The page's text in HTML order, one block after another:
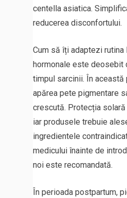
centella asiatica.
reducerea disconfortului.
Cum să îți adaptezi rutina
hormonale este deosebit
timpul sarcinii. În această
apărea pete pigmentare
crescută. Protecția
iar produsele trebuie
ingredientele
medicului înainte de
noi este recomandată.
În perioada postpartum,